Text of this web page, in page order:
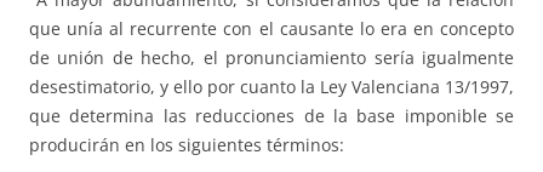
que unía al recurrente con el causante lo era en concepto
de unión de hecho, el pronunciamiento sería igualmente
desestimatorio, y ello por cuanto la Ley Valenciana 13/1997,
que determina las reducciones de la base imponible se
producirán en los siguientes términos: